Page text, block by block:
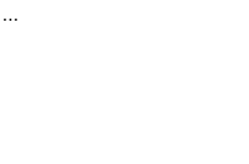
...